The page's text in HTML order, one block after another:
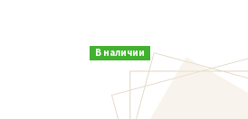
В наличии